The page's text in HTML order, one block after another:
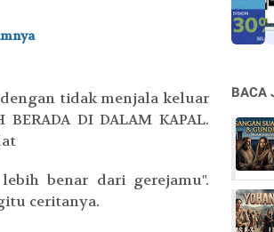
tidak menjala keluar
DI DALAM KAPAL.
benar dari gerejamu".
ceritanya.
BACA